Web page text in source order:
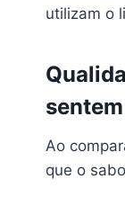
utilizam o
sentem
Ao
que o